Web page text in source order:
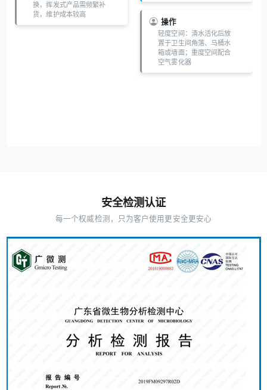
换，挥发式产品需频繁补
货，维护成本较高
操作
轻度空间：清水活化后放
置于卫生间角落、马桶水
箱或墙面；重度空间配合
空气雾化器
安全检测认证
每一个权威检测，只为客户使用更安全更安心